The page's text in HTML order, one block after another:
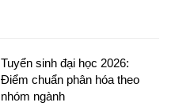
Tuyển sinh đại học 2026:
Điểm chuẩn phân hóa theo
nhóm ngành